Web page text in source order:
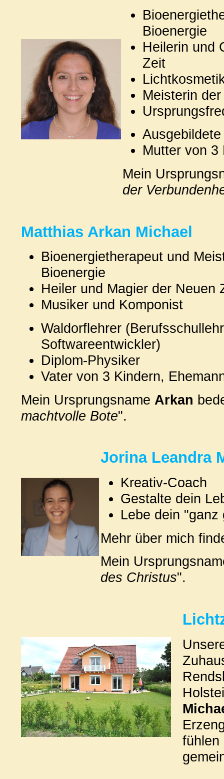
Bioenergie
Heilerin und
Zeit
Meisterin
Mutter von 3
Mein
der
Matthias Arkan Michael
Bioenergietherapeut und
Bioenergie
Heiler und Magier der Neuen
Musiker und Komponist
Waldorflehrer
Softwareentwickler)
Diplom-Physiker
Vater von 3 Kindern,
Mein Ursprungsname Arkan
machtvolle Bote".
Jorina Leandra
Kreativ-Coach
Gestalte dein
Lebe dein
Mehr über mich
Mein
des Christus".
fühlen